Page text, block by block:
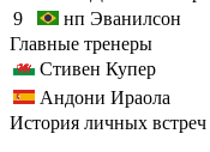
9
нп Эванилсон
Главные тренеры
Стивен Купер
Андони Ираола
История личных встреч